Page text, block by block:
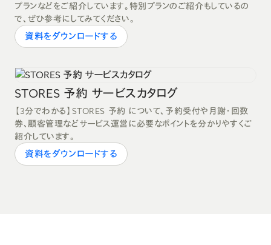
プランなどをご紹介しています。特別プランのご紹介もしているの
で、ぜひ参考にしてみてください。
資料をダウンロードする
STORES 予約 サービスカタログ
【3分でわかる】STORES 予約 について、予約受付や月謝・回数
券、顧客管理などサービス運営に必要なポイントを分かりやすくご
紹介しています。
資料をダウンロードする